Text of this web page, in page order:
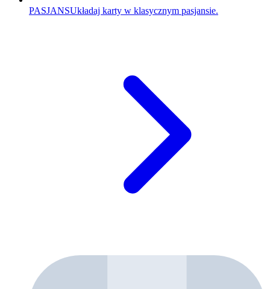
PASJANSUkładaj karty w klasycznym pasjansie.